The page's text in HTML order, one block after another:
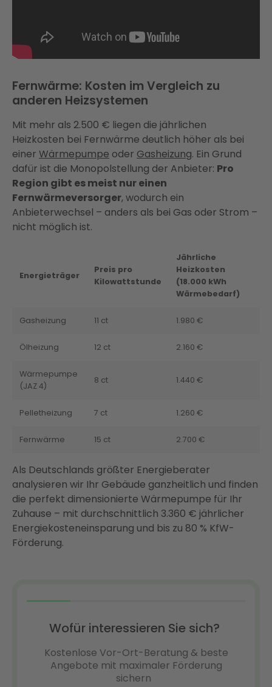
Fernwärme: Kosten im Vergleich zu
anderen Heizsystemen
Mit mehr als 2.500 € liegen die jährlichen
Heizkosten bei Fernwärme deutlich höher als bei
einer Wärmepumpe oder Gasheizung. Ein Grund
dafür ist die Monopolstellung der Anbieter: Pro
Region gibt es meist nur einen
Fernwärmeversorger, wodurch ein
Anbieterwechsel – anders als bei Gas oder Strom –
nicht möglich ist.
Energieträger
Preis pro
Kilowattstunde
Jährliche
Heizkosten
(18.000 kWh
Wärmebedarf)
Gasheizung 11 ct 1.980 €
Ölheizung 12 ct 2.160 €
Wärmepumpe
(JAZ 4)
8 ct 1.440 €
Pelletheizung 7 ct 1.260 €
Fernwärme 15 ct 2.700 €
Als Deutschlands größter Energieberater
analysieren wir Ihr Gebäude ganzheitlich und finden
die perfekt dimensionierte Wärmepumpe für Ihr
Zuhause – mit durchschnittlich 3.360 € jährlicher
Energiekosteneinsparung und bis zu 80 % KfW-
Förderung.